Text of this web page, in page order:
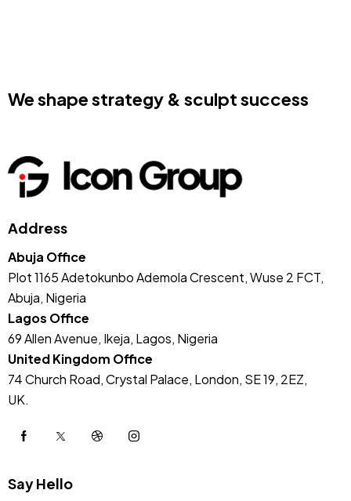
We shape strategy & sculpt success
Address
Abuja Office
Plot 1165 Adetokunbo Ademola Crescent, Wuse 2 FCT,
Abuja, Nigeria
Lagos Office
69 Allen Avenue, Ikeja, Lagos, Nigeria
United Kingdom Office
74 Church Road, Crystal Palace, London, SE 19, 2EZ,
UK.
Say Hello